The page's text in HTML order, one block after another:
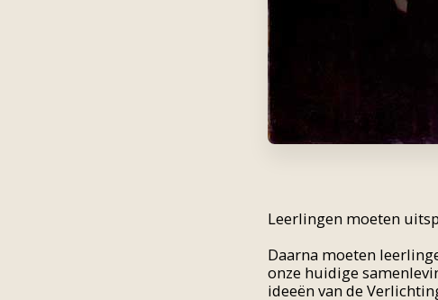
Leerlingen moeten
Daarna moeten
onze huidige
ideeën van de